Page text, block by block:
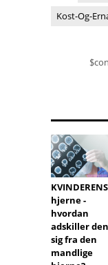
Kost-Og-
KVINDERENS
hjerne -
hvordan
adskiller den
sig fra den
mandlige